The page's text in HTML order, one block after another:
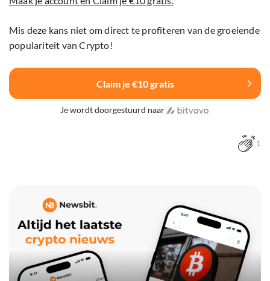
Mis deze kans niet om direct te profiteren van de groeiende
populariteit van Crypto!
Claim je €10 gratis
Je wordt doorgestuurd naar
1